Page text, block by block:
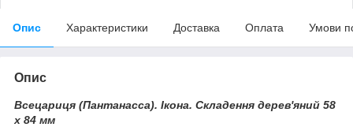
Опис Характеристики Доставка Оплата Умови
Опис
Всецариця (Пантанасса). Ікона. Складення дерев'яний 58
х 84 мм